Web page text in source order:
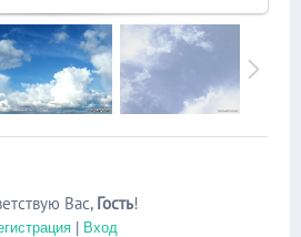
Вас, Гость!
| Вход